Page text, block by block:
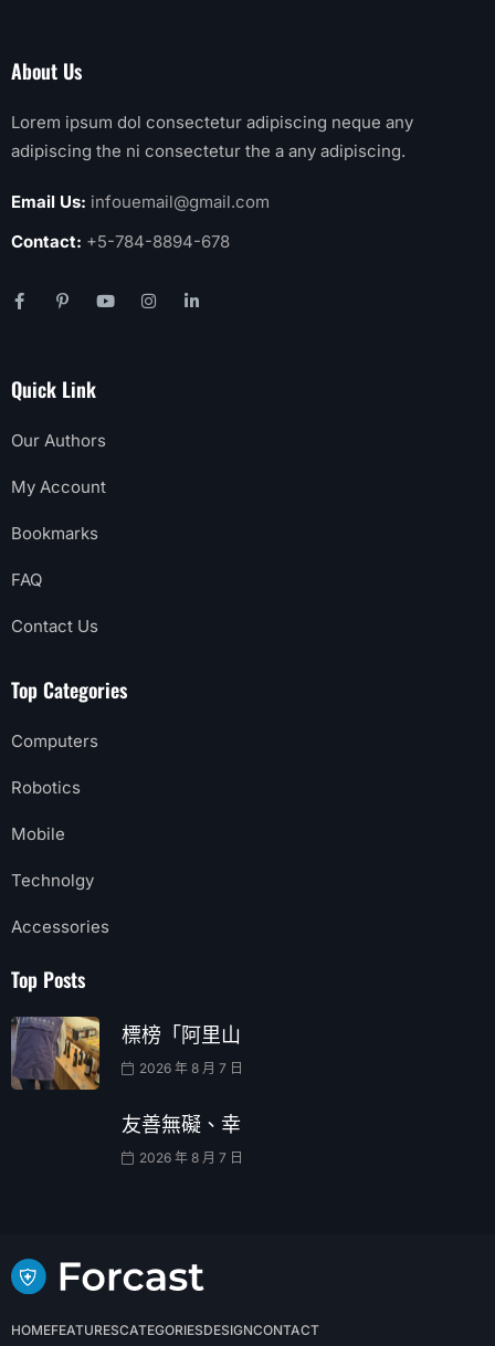
About Us
Lorem ipsum dol consectetur adipiscing neque any
adipiscing the ni consectetur the a any adipiscing.
Email Us: infouemail@gmail.com
Contact: +5-784-8894-678
Quick Link
Our Authors
My Account
Bookmarks
FAQ
Contact Us
Top Categories
Computers
Robotics
Mobile
Technolgy
Accessories
Top Posts
標榜「阿里山
2026 年 8 月 7 日
友善無礙、幸
2026 年 8 月 7 日
HOMEFEATURESCATEGORIESDESIGNCONTACT